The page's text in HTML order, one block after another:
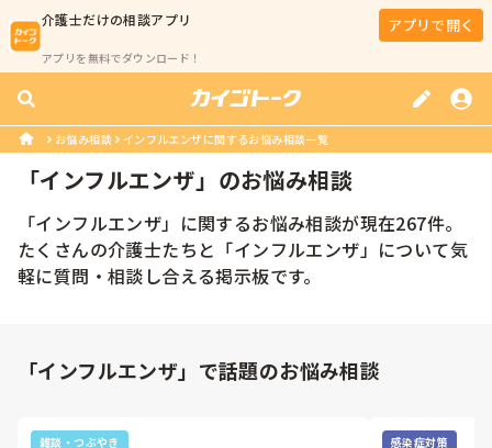
介護士だけの相談アプリ
アプリを無料でダウンロード！
アプリで開く
お悩み相談 インフルエンザに関するお悩み相談一覧
「インフルエンザ」のお悩み相談
「インフルエンザ」に関するお悩み相談が現在267件。
たくさんの介護士たちと「インフルエンザ 」について気
軽に質問・相談し合える掲示板です。
「インフルエンザ」で話題のお悩み相談
雑談・つぶやき 感染症対策